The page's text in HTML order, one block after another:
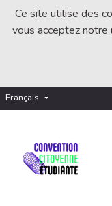
Ce site utilise des
vous acceptez notre
Français Choisir la langue